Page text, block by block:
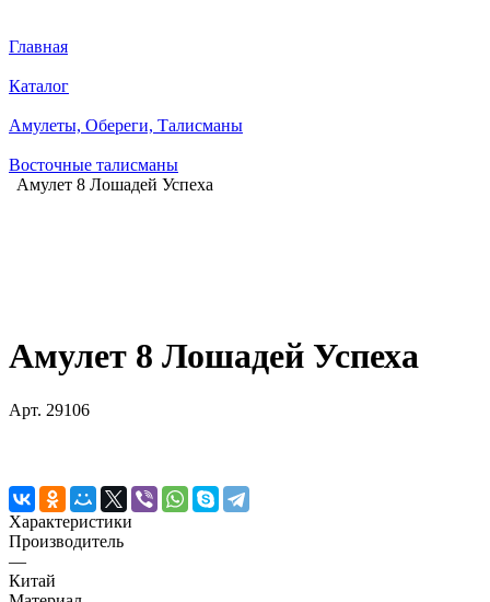
Главная
Каталог
Амулеты, Обереги, Талисманы
Восточные талисманы
Амулет 8 Лошадей Успеха
Амулет 8 Лошадей Успеха
Арт. 29106
Характеристики
Производитель
—
Китай